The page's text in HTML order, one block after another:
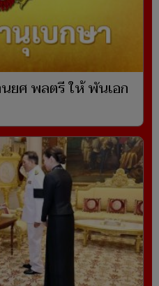
ยศ พลตรี ให้ พันเอก